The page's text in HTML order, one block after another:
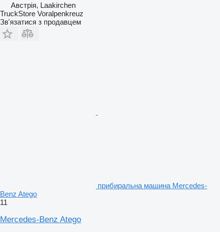
Австрія, Laakirchen
TruckStore Voralpenkreuz
Зв'язатися з продавцем
прибиральна машина Mercedes-
Benz Atego
11
Mercedes-Benz Atego